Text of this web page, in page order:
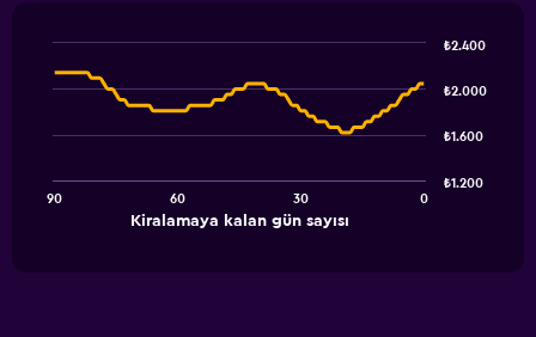
Line
chart
The
Chart
graphic.
Kiralamaya kalan gün sayısı
90 60 30 0
₺1.200
₺1.600
₺2.000
₺2.400